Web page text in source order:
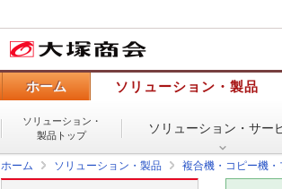
ホーム ソリューション・製品
ソリューション・
製品トップ
ソリューション・ サー
ホーム ソリューション・製品 複合機・コピー機・